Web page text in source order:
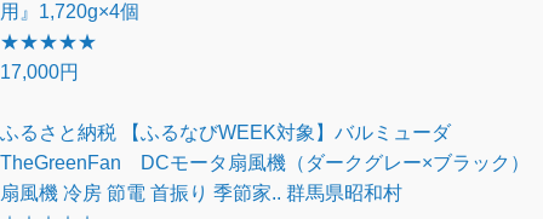
用』1,720g×4個
★★★★★
17,000円
ふるさと納税 【ふるなびWEEK対象】バルミューダ
TheGreenFan DCモータ扇風機（ダークグレー×ブラック）
扇風機 冷房 節電 首振り 季節家.. 群馬県昭和村